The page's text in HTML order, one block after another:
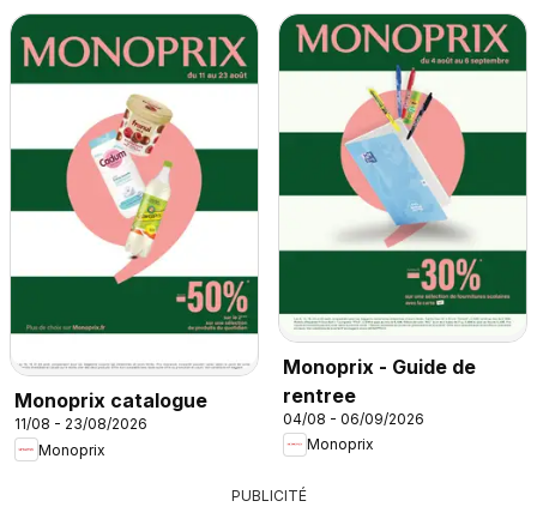
Monoprix catalogue
11/08 - 23/08/2026
Monoprix
Monoprix - Guide de
rentree
04/08 - 06/09/2026
Monoprix
PUBLICITÉ